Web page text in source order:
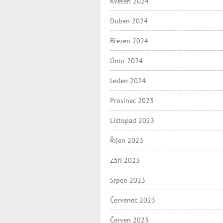
Duben 2024
Březen 2024
Únor 2024
Leden 2024
Prosinec 2023
Listopad 2023
Říjen 2023
Září 2023
Srpen 2023
Červenec 2023
Červen 2023